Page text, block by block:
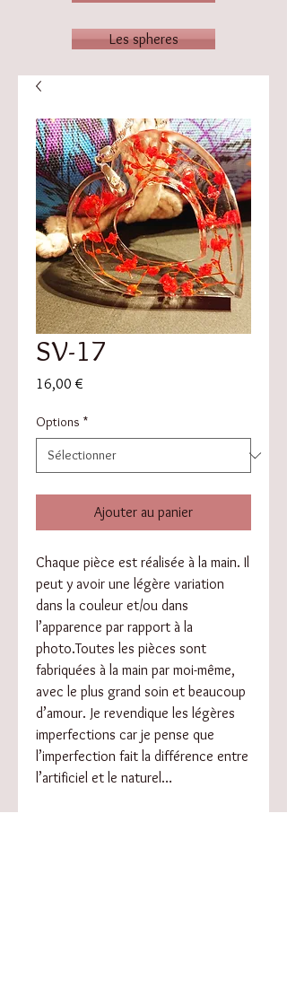
Les spheres
SV-17
16,00 €
Options *
Ajouter au panier
Chaque pièce est réalisée à la main. Il
peut y avoir une légère variation
dans la couleur et/ou dans
l’apparence par rapport à la
photo.Toutes les pièces sont
fabriquées à la main par moi-même,
avec le plus grand soin et beaucoup
d’amour. Je revendique les légères
imperfections car je pense que
l’imperfection fait la différence entre
l’artificiel et le naturel…